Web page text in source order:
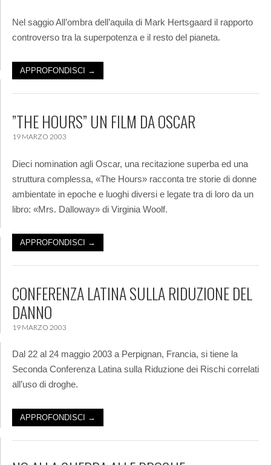
Nel saggio All’ombra dell’aquila di Mark Hertsgaard il rapporto
controverso tra la superpotenza e il resto del pianeta.
APPROFONDISCI →
”THE HOURS” UN FILM DA OSCAR
19 MARZO 2003
Dieci nomination agli Oscar, una recitazione superba ed una
struttura complessa, «The Hours» racconta tre storie di donne
ambientate in epoche e luoghi diversi e legate tra di loro da un
libro: «Mrs. Dalloway» di Virginia Woolf.
APPROFONDISCI →
CONFERENZA LATINA SULLA RIDUZIONE DEL
DANNO
19 MARZO 2003
Dal 22 al 24 maggio 2003 a Perpignan, Francia, si tiene la
Seconda Conferenza Latina sulla Riduzione dei Rischi correlati
all’uso di droghe.
APPROFONDISCI →